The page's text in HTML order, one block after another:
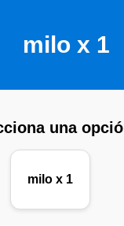
milo x 1
una
milo x 1